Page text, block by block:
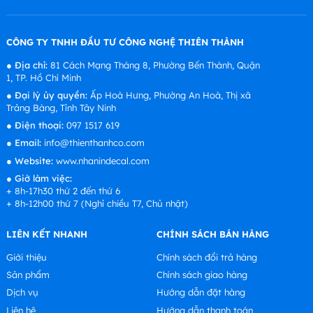
CÔNG TY TNHH ĐẦU TƯ CÔNG NGHỆ THIÊN THÀNH
● Địa chỉ:81 Cách Mạng Tháng 8, Phường Bến Thành, Quận
1, TP. Hồ Chí Minh
● Đại lý ủy quyền:Ấp Hoà Hưng, Phường An Hoà, Thị xã
Trảng Bàng, Tỉnh Tây Ninh
● Điện thoại: 097 1517 619
● Email: info@thienthanhco.com
● Website:www.nhanindecal.com
● Giờ làm việc:
+ 8h-17h30 thứ 2 đến thứ 6
+ 8h-12h00 thứ 7 (Nghỉ chiều T7, Chủ nhật)
LIÊN KẾT NHANH
Giới thiệu
Sản phẩm
Dịch vụ
Liên hệ
CHÍNH SÁCH BÁN HÀNG
Chính sách đổi trả hàng
Chính sách giao hàng
Hướng dẫn đặt hàng
Hướng dẫn thanh toán